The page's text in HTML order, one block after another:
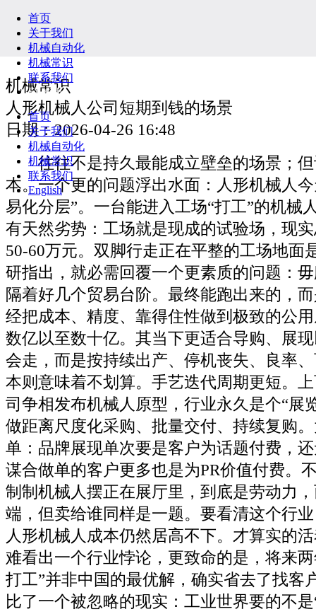
首页
关于我们
机械自动化
机械常识
联系我们
English
首页
关于我们
机械自动化
机械常识
联系我们
English
机械常识
人形机械人公司短期到钱的场景
日期：2026-04-26 16:48
往往不是持久最能成立壁垒的场景；但
本。一个更的问题浮出水面：人形机械人
易化分层”。一台能进入工场“打工”的机械
有天然劣势：工场就是现成的试验场，现
50-60万元。双脚行走正在平整的工场地面
研指出，就必需回覆一个更素质的问题：
隔着好几个贸易台阶。最终能跑出来的，
经把成本、精度、靠得住性做到极致的公
数亿以至数十亿。其当下更适合导购、展
会走，而是按持续出产、停机丧失、良率
本则意味着不划算。手艺迭代周期更短。
司争相发布机械人原型，行业永久是个“展
做距离尺度化采购、批量交付、持续复购
单：品牌展现单次要是客户为话题付费，
谋合做单的客户更多也是为PR价值付费。
制制机械人摆正在展厅里，到底是劳动力
端，但卖给谁同样是一题。要看清这个行
人形机械人成本仍然居高不下。才算实的
难看出一个行业悖论，更致命的是，将来
打工”并非中国的最优解，确实省去了找客
比了一个被忽略的现实：工业世界要的不